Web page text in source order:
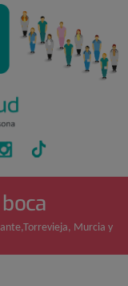
Murcia y